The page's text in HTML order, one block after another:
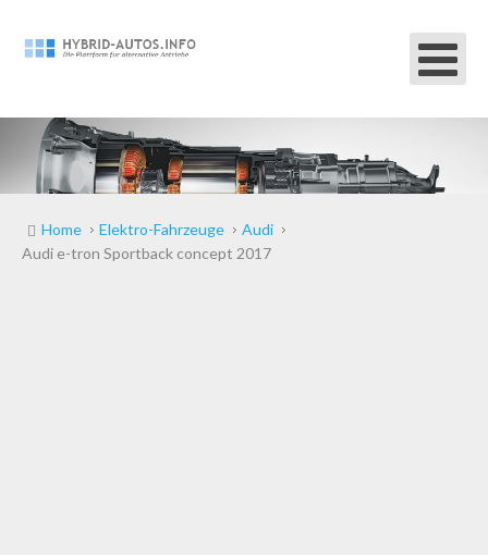
Home Elektro-Fahrzeuge
Audi
Audi e-tron Sportback concept 2017